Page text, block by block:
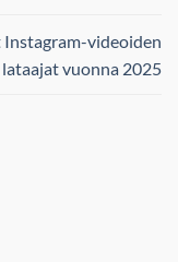
Instagram-videoiden
lataajat vuonna 2025